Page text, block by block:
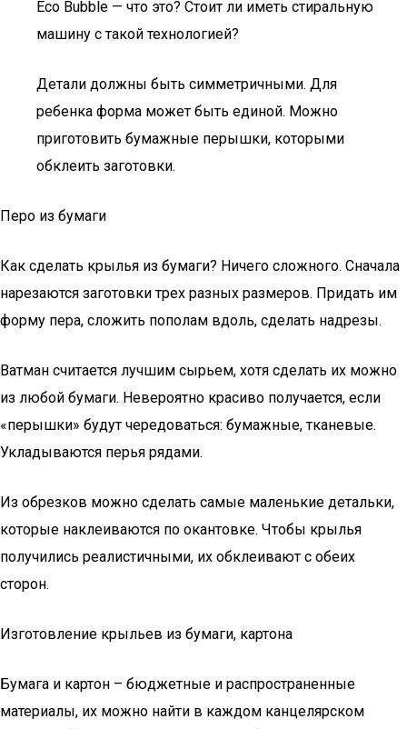
Eco Bubble — что это? Стоит ли иметь стиральную
машину с такой технологией?
Детали должны быть симметричными. Для
ребенка форма может быть единой. Можно
приготовить бумажные перышки, которыми
обклеить заготовки.
Перо из бумаги
Как сделать крылья из бумаги? Ничего сложного. Сначала
нарезаются заготовки трех разных размеров. Придать им
форму пера, сложить пополам вдоль, сделать надрезы.
Ватман считается лучшим сырьем, хотя сделать их можно
из любой бумаги. Невероятно красиво получается, если
«перышки» будут чередоваться: бумажные, тканевые.
Укладываются перья рядами.
Из обрезков можно сделать самые маленькие детальки,
которые наклеиваются по окантовке. Чтобы крылья
получились реалистичными, их обклеивают с обеих
сторон.
Изготовление крыльев из бумаги, картона
Бумага и картон – бюджетные и распространенные
материалы, их можно найти в каждом канцелярском